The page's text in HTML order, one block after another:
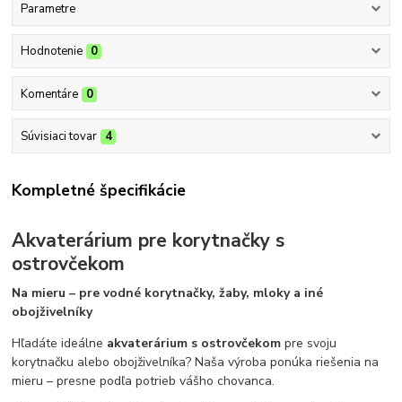
Parametre
Hodnotenie 0
Komentáre 0
Súvisiaci tovar 4
Kompletné špecifikácie
Akvaterárium pre korytnačky s
ostrovčekom
Na mieru – pre vodné korytnačky, žaby, mloky a iné
obojživelníky
Hľadáte ideálne akvaterárium s ostrovčekom pre svoju
korytnačku alebo obojživelníka? Naša výroba ponúka riešenia na
mieru – presne podľa potrieb vášho chovanca.